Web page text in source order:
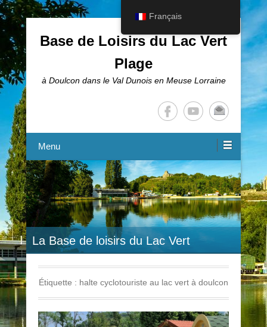
Base de Loisirs du Lac Vert
Plage
à Doulcon dans le Val Dunois en Meuse Lorraine
Menu
La Base de loisirs du Lac Vert
Étiquette : halte cyclotouriste au lac vert à doulcon
Français